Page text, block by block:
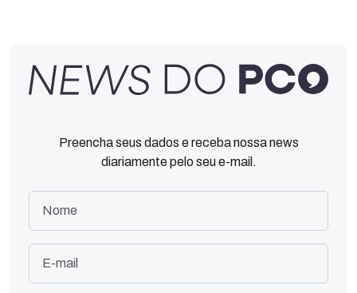
Preencha seus dados e receba nossa news
diariamente pelo seu e-mail.